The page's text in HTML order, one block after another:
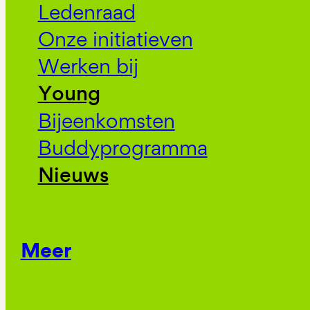
Ledenraad
Onze initiatieven
Werken bij
Young
Bijeenkomsten
Buddyprogramma
Nieuws
Meer